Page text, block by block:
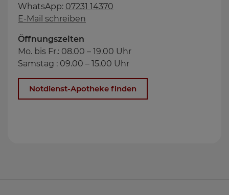
WhatsApp: 07231 14370
E-Mail schreiben
Öffnungszeiten
Mo. bis Fr.: 08.00 – 19.00 Uhr
Samstag : 09.00 – 15.00 Uhr
Notdienst-Apotheke finden